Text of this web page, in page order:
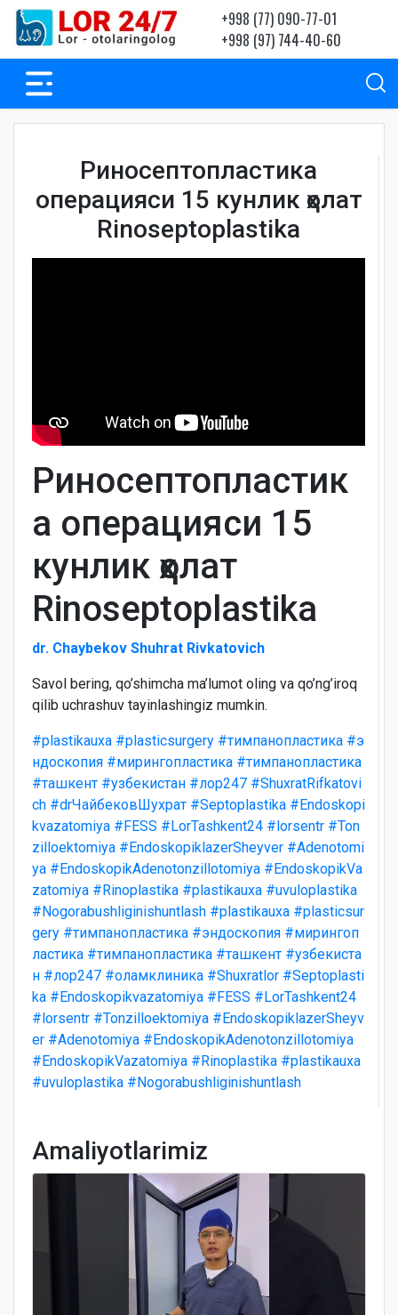
+998 (77) 090-77-01
+998 (97) 744-40-60
Риносептопластика
операцияси 15 кунлик ҳолат
Rinoseptoplastika
Риносептопластик
а операцияси 15
кунлик ҳолат
Rinoseptoplastika
dr. Chaybekov Shuhrat Rivkatovich
Savol bering, qo’shimcha ma’lumot oling va qo’ng’iroq
qilib uchrashuv tayinlashingiz mumkin.
#plastikauxa #plasticsurgery #тимпанопластика #э
ндоскопия #мирингопластика #тимпанопластика
#ташкент #узбекистан #лор247 #ShuxratRifkatovi
ch #drЧайбековШухрат #Septoplastika #Endoskopi
kvazatomiya #FESS #LorTashkent24 #lorsentr #Ton
zilloektomiya #EndoskopiklazerSheyver #Adenotomi
ya #EndoskopikAdenotonzillotomiya #EndoskopikVa
zatomiya #Rinoplastika #plastikauxa #uvuloplastika
#Nogorabushliginishuntlash #plastikauxa #plasticsur
gery #тимпанопластика #эндоскопия #мирингоп
ластика #тимпанопластика #ташкент #узбекиста
н #лор247 #оламклиника #Shuxratlor #Septoplasti
ka #Endoskopikvazatomiya #FESS #LorTashkent24
#lorsentr #Tonzilloektomiya #EndoskopiklazerSheyv
er #Adenotomiya #EndoskopikAdenotonzillotomiya
#EndoskopikVazatomiya #Rinoplastika #plastikauxa
#uvuloplastika #Nogorabushliginishuntlash
Amaliyotlarimiz